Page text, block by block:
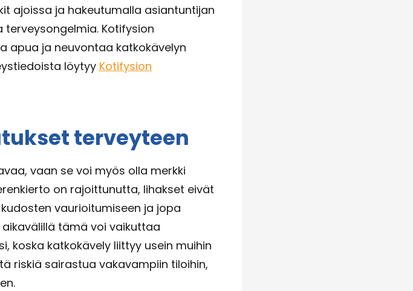
ajoissa ja hakeutumalla asiantuntijan
Kotifysion
ja neuvontaa katkokävelyn
löytyy Kotifysion
terveyteen
vaan se voi myös olla merkki
on rajoittunutta, lihakset eivät
vaurioitumiseen ja jopa
tämä voi vaikuttaa
koska katkokävely liittyy usein muihin
riskiä sairastua vakavampiin tiloihin,